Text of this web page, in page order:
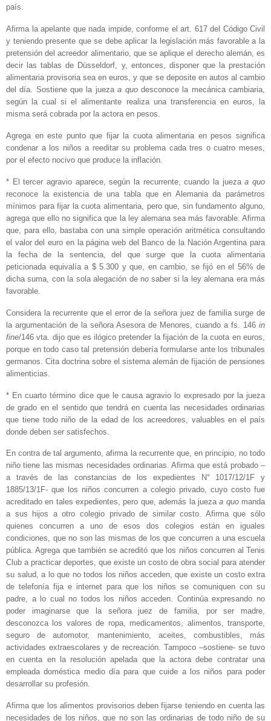
país.
Afirma la apelante que nada impide, conforme el art. 617 del Código Civil
y teniendo presente que se debe aplicar la legislación más favorable a la
pretensión del acreedor alimentario, que se aplique el derecho alemán, es
decir las tablas de Düsseldorf, y, entonces, disponer que la prestación
alimentaria provisoria sea en euros, y que se deposite en autos al cambio
del día. Sostiene que la juezaa quodesconoce la mecánica cambiaria,
según la cual si el alimentante realiza una transferencia en euros, la
misma será cobrada por la actora en pesos.
Agrega en este punto que fijar la cuota alimentaria en pesos significa
condenar a los niños a reeditar su problema cada tres o cuatro meses,
por el efecto nocivo que produce la inflación.
* El tercer agravio aparece, según la recurrente, cuando la juezaa quo
reconoce la existencia de una tabla que en Alemania da parámetros
mínimos para fijar la cuota alimentaria, pero que, sin fundamento alguno,
agrega que ello no significa que la ley alemana sea más favorable. Afirma
que, para ello, bastaba con una simple operación aritmética consultando
el valor del euro en la página web del Banco de la Nación Argentina para
la fecha de la sentencia, del que surge que la cuota alimentaria
peticionada equivalía a $ 5.300 y que, en cambio, se fijó en el 56% de
dicha suma, con la sola alegación de no saber si la ley alemana era más
favorable.
Considera la recurrente que el error de la señora juez de familia surge de
la argumentación de la señora Asesora de Menores, cuando a fs. 146 in
fine/146 vta. dijo que es ilógico pretender la fijación de la cuota en euros,
porque en todo caso tal pretensión debería formularse ante los tribunales
germanos. Cita doctrina sobre el sistema alemán de fijación de pensiones
alimenticias.
* En cuarto término dice que le causa agravio lo expresado por la jueza
de grado en el sentido que tendrá en cuenta las necesidades ordinarias
que tiene todo niño de la edad de los acreedores, valuables en el país
donde deben ser satisfechos.
En contra de tal argumento, afirma la recurrente que, en principio, no todo
niño tiene las mismas necesidades ordinarias. Afirma que está probado –
a través de las constancias de los expedientes N° 1017/12/1F y
1885/13/1F- que los niños concurren a colegio privado, cuyo costo fue
acreditado en tales expedientes, pero que, además la juezaa quomanda
a sus hijos a otro colegio privado de similar costo. Afirma que sólo
quienes concurren a uno de esos dos colegios están en iguales
condiciones, que no son las mismas de los que concurren a una escuela
pública. Agrega que también se acreditó que los niños concurren al Tenis
Club a practicar deportes, que existe un costo de obra social para atender
su salud, a lo que no todos los niños acceden, que existe un costo extra
de telefonía fija e internet para que los niños se comuniquen con su
padre, a lo cual no todos los niños acceden. Continúa expresando no
poder imaginarse que la señora juez de familia, por ser madre,
desconozca los valores de ropa, medicamentos, alimentos, transporte,
seguro de automotor, mantenimiento, aceites, combustibles, más
actividades extraescolares y de recreación. Tampoco –sostiene- se tuvo
en cuenta en la resolución apelada que la actora debe contratar una
empleada doméstica medio día para que cuide a los niños para poder
desarrollar su profesión.
Afirma que los alimentos provisorios deben fijarse teniendo en cuenta las
necesidades de los niños, que no son las ordinarias de todo niño de su